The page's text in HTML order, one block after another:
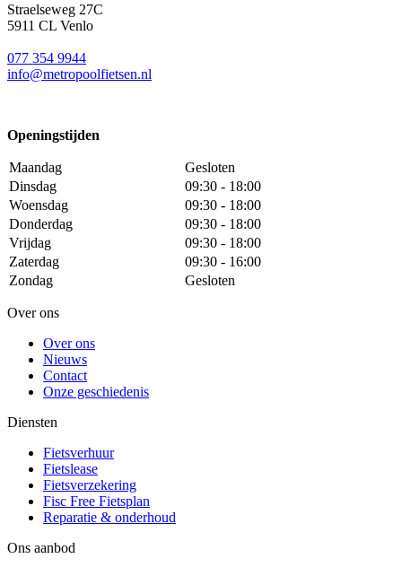
Straelseweg 27C
5911 CL Venlo
077 354 9944
info@metropoolfietsen.nl
Openingstijden
Maandag
Gesloten
Dinsdag
09:30 - 18:00
Woensdag
09:30 - 18:00
Donderdag
09:30 - 18:00
Vrijdag
09:30 - 18:00
Zaterdag
09:30 - 16:00
Zondag
Gesloten
Over ons
Over ons
Nieuws
Contact
Onze geschiedenis
Diensten
Fietsverhuur
Fietslease
Fietsverzekering
Fisc Free Fietsplan
Reparatie & onderhoud
Ons aanbod